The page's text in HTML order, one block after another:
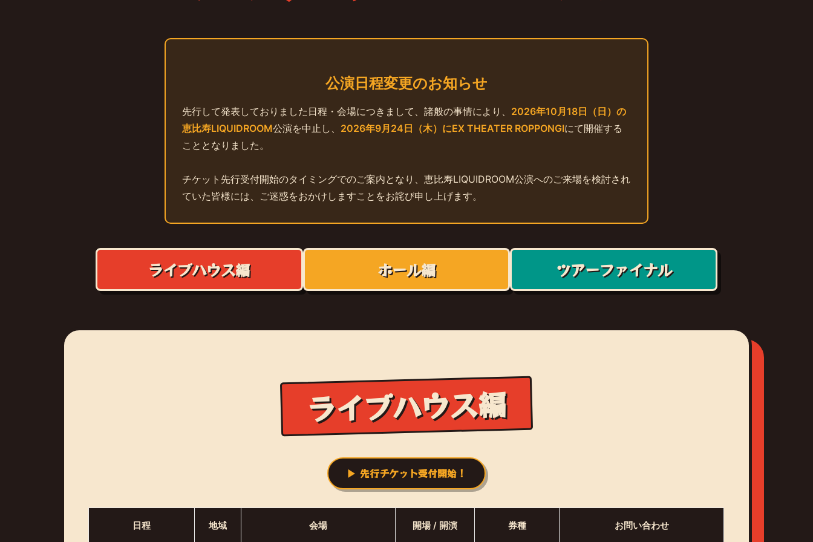
公演日程変更のお知らせ
先行して発表しておりました日程・会場につきまして、諸般の事情により、 2026年10月18日（日）の
恵比寿LIQUIDROOM公演を中止し、 2026年9月24日（木）にEX THEATER ROPPONGIにて開催する
こととなりました。
チケット先行受付開始のタイミングでのご案内となり、恵比寿LIQUIDROOM公演へのご来場を検討され
ていた皆様には、ご迷惑をおかけしますことをお詫び申し上げます。
ライブハウス編 ホール編 ツアーファイナル
ライブハウス編
▶︎ 先行チケット受付開始！
日程 地域 会場 開場 / 開演 券種 お問い合わせ